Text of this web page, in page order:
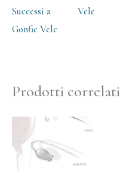
Successi a
Gonfie Vele
Vele
Prodotti correlati